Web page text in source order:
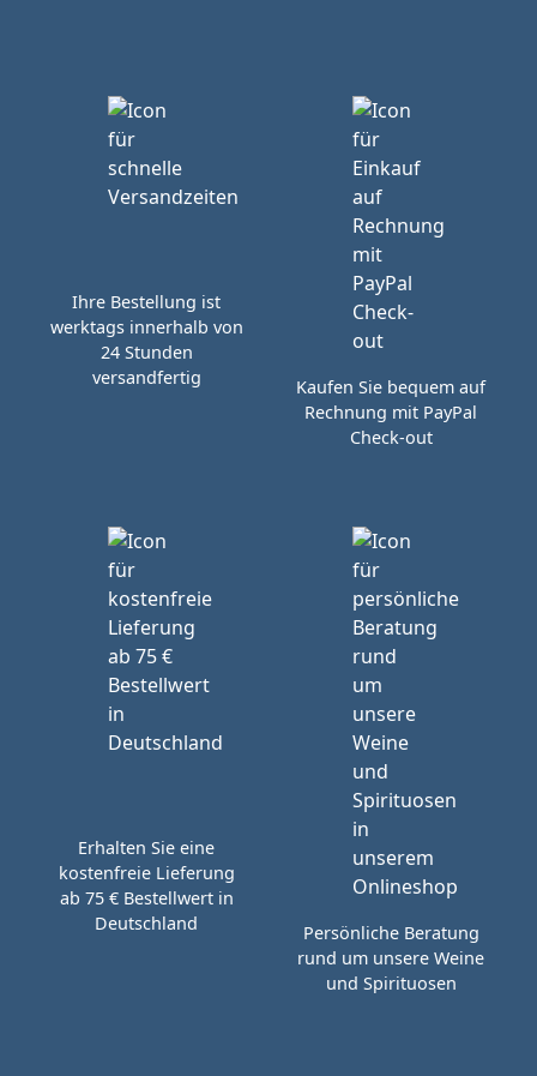
Ihre Bestellung ist
werktags innerhalb von
24 Stunden
versandfertig
Kaufen Sie bequem auf
Rechnung mit PayPal
Check-out
Erhalten Sie eine
kostenfreie Lieferung
ab 75 € Bestellwert in
Deutschland
Persönliche Beratung
rund um unsere Weine
und Spirituosen